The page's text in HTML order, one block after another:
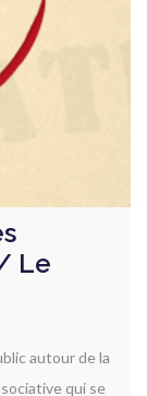
Le
autour de la
qui se